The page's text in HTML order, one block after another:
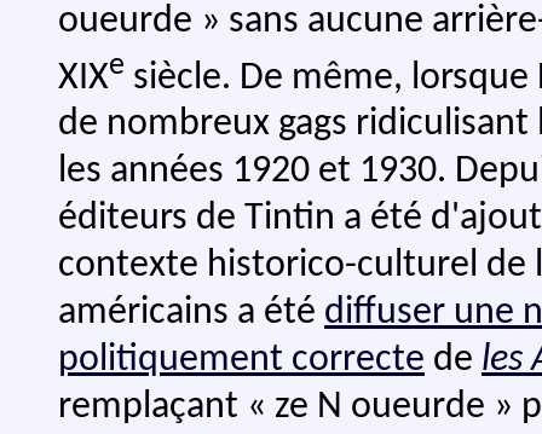
oueurde » sans aucune
XIXe siècle. De même,
de nombreux gags
les années 1920 et 1930.
éditeurs de Tintin a été
contexte historico-culturel de
américains a été diffuser une
politiquement correcte de les
remplaçant « ze N oueurde »